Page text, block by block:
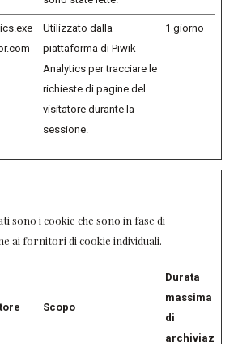
Utilizzato dalla
piattaforma di Piwik
Analytics per tracciare le
richieste di pagine del
visitatore durante la
sessione.
1 giorno
sono i cookie che sono in fase di
ai fornitori di cookie individuali.
Scopo
Durata
massima
di
archiviazione